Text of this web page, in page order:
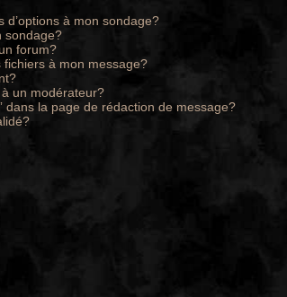
d’options à mon sondage?
sondage?
forum?
à mon message?
un modérateur?
dans la page de rédaction de message?